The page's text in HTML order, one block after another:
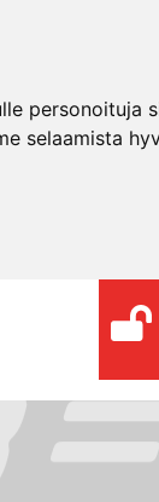
personoituja
selaamista